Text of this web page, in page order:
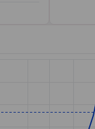
to 1.31.